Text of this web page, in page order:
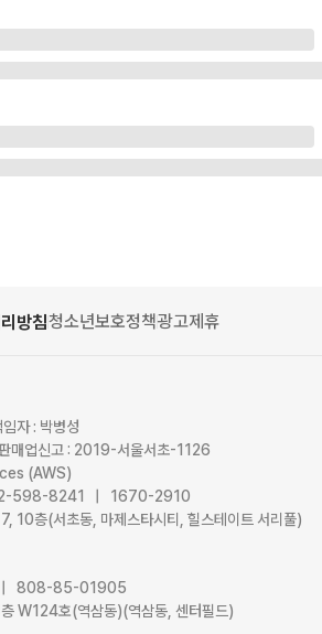
방침청소년보호정책광고제휴
자 : 박병성
업신고 : 2019-서울서초-1126
(AWS)
598-8241 | 1670-2910
10층(서초동, 마제스타시티, 힐스테이트 서리풀)
| 808-85-01905
W124호(역삼동)(역삼동, 센터필드)